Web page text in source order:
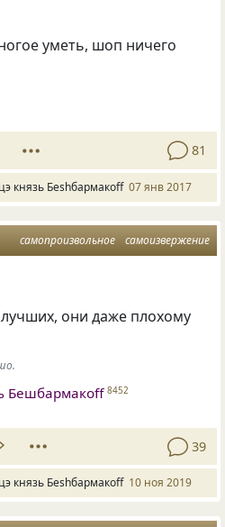
уметь, шоп ничего
81
князь Беshбармакоff 07 янв 2017
самопроизвольное самоизвержение
, они даже плохому
Бешбармакоff 8452
39
князь Беshбармакоff 10 ноя 2019